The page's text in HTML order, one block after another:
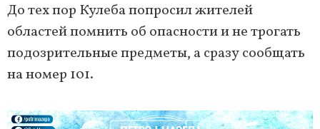
До тех пор Кулеба попросил жителей
областей помнить об опасности и не трогать
подозрительные предметы, а сразу сообщать
на номер 101.